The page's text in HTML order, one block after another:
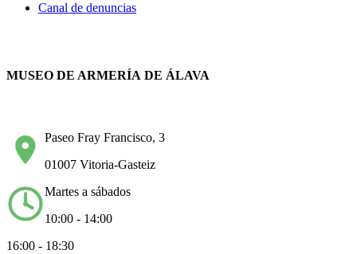
Canal de denuncias
MUSEO DE ARMERÍA DE ÁLAVA
Paseo Fray Francisco, 3
01007 Vitoria-Gasteiz
Martes a sábados
10:00 - 14:00
16:00 - 18:30